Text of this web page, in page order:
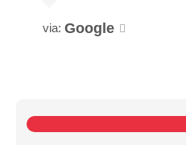
via: Google